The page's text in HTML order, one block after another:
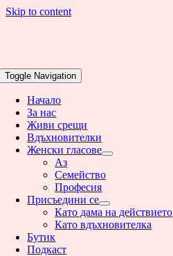
Skip to content
Toggle Navigation
Начало
За нас
Живи срещи
Вдъхновителки
Женски гласове
Аз
Семейство
Професия
Присъедини се
Като дама на действието
Като вдъхновителка
Бутик
Подкаст